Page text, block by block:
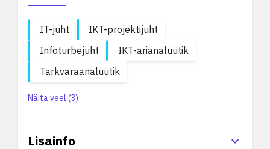
IT-juht
IKT-projektijuht
Infoturbejuht
IKT-ärianalüütik
Tarkvaraanalüütik
Näita veel (3)
Lisainfo